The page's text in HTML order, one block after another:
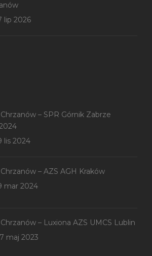
lip 2026
Chrzanów – SPR Górnik Zabrze
lis 2024
Chrzanów – AZS AGH Kraków
mar 2024
Chrzanów – Luxiona AZS UMCS Lublin
maj 2023